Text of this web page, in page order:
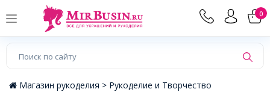
0
Магазин рукоделия > Рукоделие и Творчество